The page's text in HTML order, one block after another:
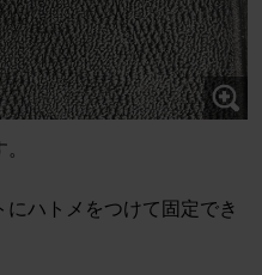
ハトメをつけて固定でき